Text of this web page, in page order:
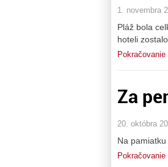
1. novembra
Pláž bola
hoteli
Pokračovanie
Za
20. októbra
Na